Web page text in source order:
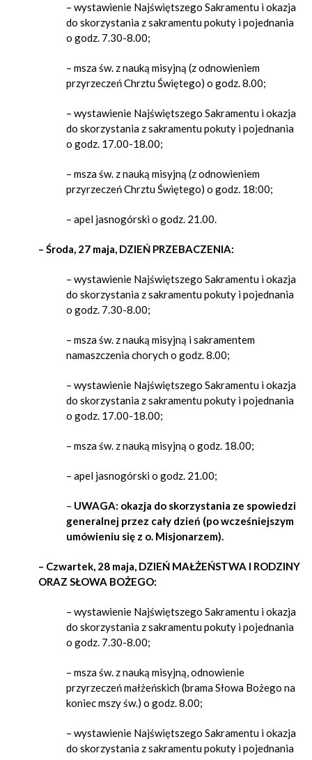
– wystawienie Najświętszego Sakramentu i okazja
do skorzystania z sakramentu pokuty i pojednania
o godz. 7.30-8.00;
– msza św. z nauką misyjną (z odnowieniem
przyrzeczeń Chrztu Świętego) o godz. 8.00;
– wystawienie Najświętszego Sakramentu i okazja
do skorzystania z sakramentu pokuty i pojednania
o godz. 17.00-18.00;
– msza św. z nauką misyjną (z odnowieniem
przyrzeczeń Chrztu Świętego) o godz. 18:00;
– apel jasnogórski o godz. 21.00.
– Środa, 27 maja, DZIEŃ PRZEBACZENIA:
– wystawienie Najświętszego Sakramentu i okazja
do skorzystania z sakramentu pokuty i pojednania
o godz. 7.30-8.00;
– msza św. z nauką misyjną i sakramentem
namaszczenia chorych o godz. 8.00;
– wystawienie Najświętszego Sakramentu i okazja
do skorzystania z sakramentu pokuty i pojednania
o godz. 17.00-18.00;
– msza św. z nauką misyjną o godz. 18.00;
– apel jasnogórski o godz. 21.00;
– UWAGA: okazja do skorzystania ze spowiedzi
generalnej przez cały dzień (po wcześniejszym
umówieniu się z o. Misjonarzem).
– Czwartek, 28 maja, DZIEŃ MAŁŻEŃSTWA I RODZINY
ORAZ SŁOWA BOŻEGO:
– wystawienie Najświętszego Sakramentu i okazja
do skorzystania z sakramentu pokuty i pojednania
o godz. 7.30-8.00;
– msza św. z nauką misyjną, odnowienie
przyrzeczeń małżeńskich (brama Słowa Bożego na
koniec mszy św.) o godz. 8.00;
– wystawienie Najświętszego Sakramentu i okazja
do skorzystania z sakramentu pokuty i pojednania